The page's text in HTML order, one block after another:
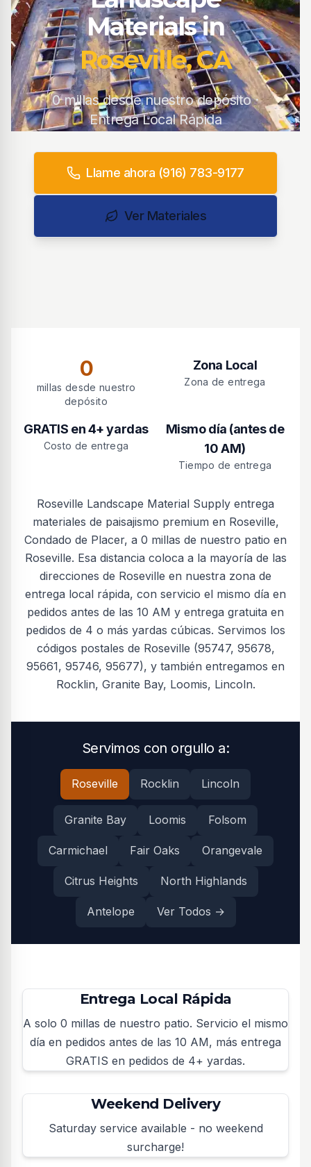
Materials in
Roseville, CA
0 millas desde nuestro depósito ·
Entrega Local Rápida
Llame ahora (916) 783-9177
Ver Materiales
0
millas desde nuestro
depósito
Zona Local
Zona de entrega
GRATIS en 4+ yardas
Costo de entrega
Mismo día (antes de
10 AM)
Tiempo de entrega
Roseville Landscape Material Supply entrega
materiales de paisajismo premium en Roseville,
Condado de Placer, a 0 millas de nuestro patio en
Roseville. Esa distancia coloca a la mayoría de las
direcciones de Roseville en nuestra zona de
entrega local rápida, con servicio el mismo día en
pedidos antes de las 10 AM y entrega gratuita en
pedidos de 4 o más yardas cúbicas. Servimos los
códigos postales de Roseville (95747, 95678,
95661, 95746, 95677), y también entregamos en
Rocklin, Granite Bay, Loomis, Lincoln.
Servimos con orgullo a:
Servimos con orgullo a:
Roseville Rocklin Lincoln
Granite Bay Loomis Folsom
Carmichael Fair Oaks Orangevale
Citrus Heights North Highlands
Antelope Ver Todos →
Key FeaturesEntrega Local Rápida
A solo 0 millas de nuestro patio. Servicio el mismo
día en pedidos antes de las 10 AM, más entrega
GRATIS en pedidos de 4+ yardas.
Weekend Delivery
Saturday service available - no weekend
surcharge!